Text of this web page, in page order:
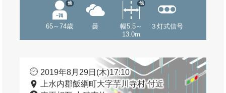
65～74歳
他
曇
幅5.5～
13.0m
他
３灯式信号
2019年8月29日(木)17:10
上水内郡飯綱町大字芋川寺村 付近